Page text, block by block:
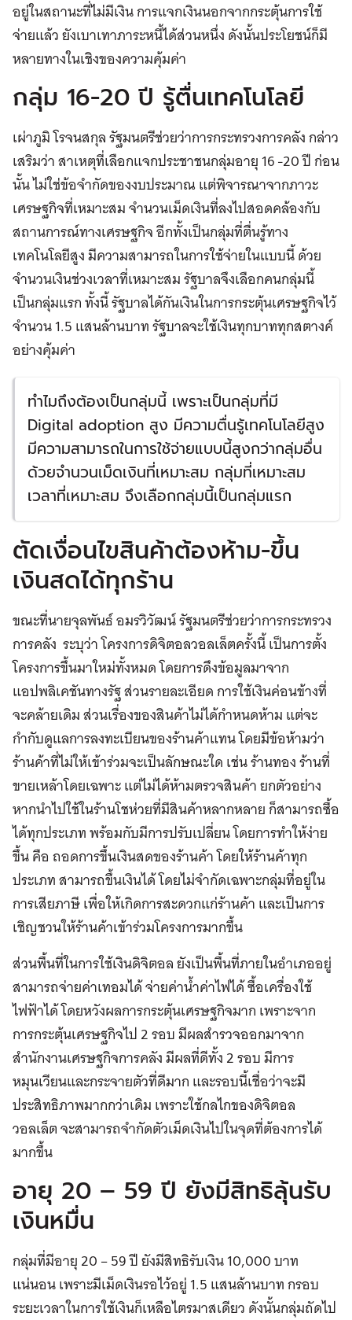
อยู่ในสถานะที่ไม่มีเงิน การแจกเงินนอกจากกระตุ้นการใช้
จ่ายแล้ว ยังเบาเทาภาระหนี้ได้ส่วนหนึ่ง ดังนั้นประโยชน์ก็มี
หลายทางในเชิงของความคุ้มค่า
กลุ่ม 16-20 ปี รู้ตื่นเทคโนโลยี
เผ่าภูมิ โรจนสกุล รัฐมนตรีช่วยว่าการกระทรวงการคลัง กล่าว
เสริมว่า สาเหตุที่เลือกแจกประชาชนกลุ่มอายุ 16 -20 ปี ก่อน
นั้น ไม่ใช่ข้อจำกัดของงบประมาณ แต่พิจารณาจากภาวะ
เศรษฐกิจที่เหมาะสม จำนวนเม็ดเงินที่ลงไปสอดคล้องกับ
สถานการณ์ทางเศรษฐกิจ อีกทั้งเป็นกลุ่มที่ตื่นรู้ทาง
เทคโนโลยีสูง มีความสามารถในการใช้จ่ายในแบบนี้ ด้วย
จำนวนเงินช่วงเวลาที่เหมาะสม รัฐบาลจึงเลือกคนกลุ่มนี้
เป็นกลุ่มแรก ทั้งนี้ รัฐบาลได้กันเงินในการกระตุ้นเศรษฐกิจไว้
จำนวน 1.5 แสนล้านบาท รัฐบาลจะใช้เงินทุกบาททุกสตางค์
อย่างคุ้มค่า
ทำไมถึงต้องเป็นกลุ่มนี้ เพราะเป็นกลุ่มที่มี
Digital adoption สูง มีความตื่นรู้เทคโนโลยีสูง
มีความสามารถในการใช้จ่ายแบบนี้สูงกว่ากลุ่มอื่น
ด้วยจำนวนเม็ดเงินที่เหมาะสม กลุ่มที่เหมาะสม
เวลาที่เหมาะสม จึงเลือกกลุ่มนี้เป็นกลุ่มแรก
ตัดเงื่อนไขสินค้าต้องห้าม-ขึ้น
เงินสดได้ทุกร้าน
ขณะที่นายจุลพันธ์ อมรวิวัฒน์ รัฐมนตรีช่วยว่าการกระทรวง
การคลัง ระบุว่า โครงการดิจิตอลวอลเล็ตครั้งนี้ เป็นการตั้ง
โครงการขึ้นมาใหม่ทั้งหมด โดยการดึงข้อมูลมาจาก
แอปพลิเคชันทางรัฐ ส่วนรายละเอียด การใช้เงินค่อนข้างที่
จะคล้ายเดิม ส่วนเรื่องของสินค้าไม่ได้กำหนดห้าม แต่จะ
กำกับดูแลการลงทะเบียนของร้านค้าแทน โดยมีข้อห้ามว่า
ร้านค้าที่ไม่ให้เข้าร่วมจะเป็นลักษณะใด เช่น ร้านทอง ร้านที่
ขายเหล้าโดยเฉพาะ แต่ไม่ได้ห้ามตรวจสินค้า ยกตัวอย่าง
หากนำไปใช้ในร้านโชห่วยที่มีสินค้าหลากหลาย ก็สามารถซื้อ
ได้ทุกประเภท พร้อมกับมีการปรับเปลี่ยน โดยการทำให้ง่าย
ขึ้น คือ ถอดการขึ้นเงินสดของร้านค้า โดยให้ร้านค้าทุก
ประเภท สามารถขึ้นเงินได้ โดยไม่จำกัดเฉพาะกลุ่มที่อยู่ใน
การเสียภาษี เพื่อให้เกิดการสะดวกแก่ร้านค้า และเป็นการ
เชิญชวนให้ร้านค้าเข้าร่วมโครงการมากขึ้น
ส่วนพื้นที่ในการใช้เงินดิจิตอล ยังเป็นพื้นที่ภายในอำเภออยู่
สามารถจ่ายค่าเทอมได้ จ่ายค่าน้ำค่าไฟได้ ซื้อเครื่องใช้
ไฟฟ้าได้ โดยหวังผลการกระตุ้นเศรษฐกิจมาก เพราะจาก
การกระตุ้นเศรษฐกิจไป 2 รอบ มีผลสำรวจออกมาจาก
สำนักงานเศรษฐกิจการคลัง มีผลที่ดีทั้ง 2 รอบ มีการ
หมุนเวียนและกระจายตัวที่ดีมาก และรอบนี้เชื่อว่าจะมี
ประสิทธิภาพมากกว่าเดิม เพราะใช้กลไกของดิจิตอล
วอลเล็ต จะสามารถจำกัดตัวเม็ดเงินไปในจุดที่ต้องการได้
มากขึ้น
อายุ 20 – 59 ปี ยังมีสิทธิลุ้นรับ
เงินหมื่น
กลุ่มที่มีอายุ 20 – 59 ปี ยังมีสิทธิรับเงิน 10,000 บาท
แน่นอน เพราะมีเม็ดเงินรอไว้อยู่ 1.5 แสนล้านบาท กรอบ
ระยะเวลาในการใช้เงินก็เหลือไตรมาสเดียว ดังนั้นกลุ่มถัดไป